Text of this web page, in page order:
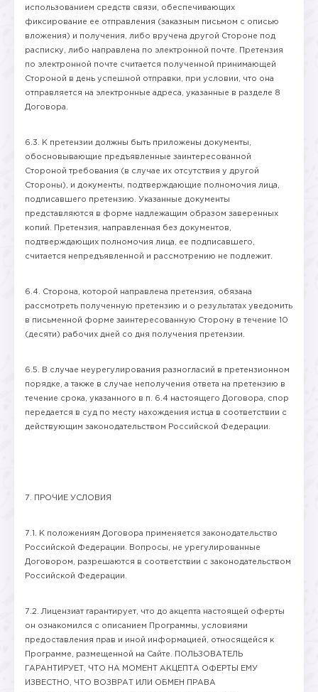
использованием средств связи, обеспечивающих
фиксирование ее отправления (заказным письмом с описью
вложения) и получения, либо вручена другой Стороне под
расписку, либо направлена по электронной почте. Претензия
по электронной почте считается полученной принимающей
Стороной в день успешной отправки, при условии, что она
отправляется на электронные адреса, указанные в разделе 8
Договора.
6.3. К претензии должны быть приложены документы,
обосновывающие предъявленные заинтересованной
Стороной требования (в случае их отсутствия у другой
Стороны), и документы, подтверждающие полномочия лица,
подписавшего претензию. Указанные документы
представляются в форме надлежащим образом заверенных
копий. Претензия, направленная без документов,
подтверждающих полномочия лица, ее подписавшего,
считается непредъявленной и рассмотрению не подлежит.
6.4. Сторона, которой направлена претензия, обязана
рассмотреть полученную претензию и о результатах уведомить
в письменной форме заинтересованную Сторону в течение 10
(десяти) рабочих дней со дня получения претензии.
6.5. В случае неурегулирования разногласий в претензионном
порядке, а также в случае неполучения ответа на претензию в
течение срока, указанного в п. 6.4 настоящего Договора, спор
передается в суд по месту нахождения истца в соответствии с
действующим законодательством Российской Федерации.
7. ПРОЧИЕ УСЛОВИЯ
7.1. К положениям Договора применяется законодательство
Российской Федерации. Вопросы, не урегулированные
Договором, разрешаются в соответствии с законодательством
Российской Федерации.
7.2. Лицензиат гарантирует, что до акцепта настоящей оферты
он ознакомился с описанием Программы, условиями
предоставления прав и иной информацией, относящейся к
Программе, размещенной на Сайте. ПОЛЬЗОВАТЕЛЬ
ГАРАНТИРУЕТ, ЧТО НА МОМЕНТ АКЦЕПТА ОФЕРТЫ ЕМУ
ИЗВЕСТНО, ЧТО ВОЗВРАТ ИЛИ ОБМЕН ПРАВА